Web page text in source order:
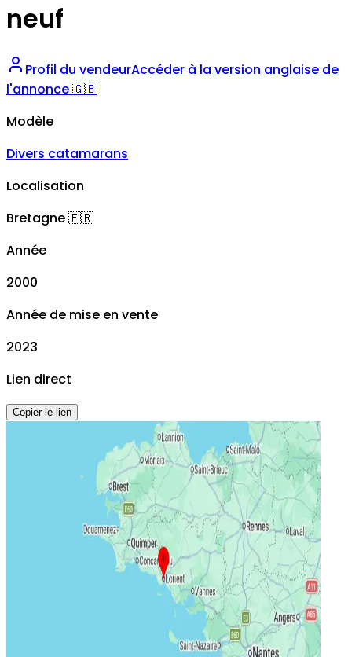
neuf
Profil du vendeurAccéder à la version anglaise de
l'annonce 🇬🇧
Modèle
Divers catamarans
Localisation
Bretagne🇫🇷
Année
2000
Année de mise en vente
2023
Lien direct
Copier le lien